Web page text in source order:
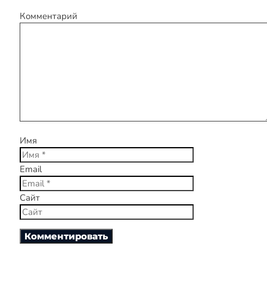
Комментарий
Имя
Email
Сайт